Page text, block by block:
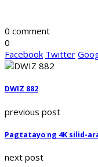
0 comment
0
Facebook Twitter
DWIZ 882
previous post
Pagtatayo ng 4K silid-
next post